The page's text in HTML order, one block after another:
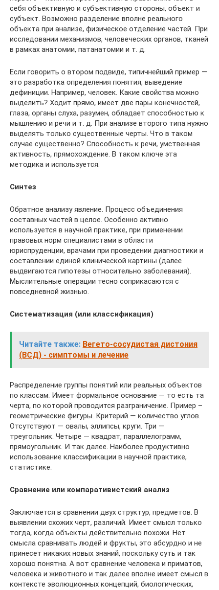
себя объективную и субъективную стороны, объект и
субъект. Возможно разделение вполне реального
объекта при анализе, физическое отделение частей. При
исследовании механизмов, человеческих органов, тканей
в рамках анатомии, патанатомии и т. д.
Если говорить о втором подвиде, типичнейший пример —
это разработка определения понятия, выведение
дефиниции. Например, человек. Какие свойства можно
выделить? Ходит прямо, имеет две пары конечностей,
глаза, органы слуха, разумен, обладает способностью к
мышлению и речи и т. д. При анализе второго типа нужно
выделять только существенные черты. Что в таком
случае существенно? Способность к речи, умственная
активность, прямохождение. В таком ключе эта
методика и используется.
Синтез
Обратное анализу явление. Процесс объединения
составных частей в целое. Особенно активно
используется в научной практике, при применении
правовых норм специалистами в области
юриспруденции, врачами при проведении диагностики и
составлении единой клинической картины (далее
выдвигаются гипотезы относительно заболевания).
Мыслительные операции тесно соприкасаются с
повседневной жизнью.
Систематизация (или классификация)
Читайте также: Вегето-сосудистая дистония
(ВСД) - симптомы и лечение
Распределение группы понятий или реальных объектов
по классам. Имеет формальное основание — то есть та
черта, по которой проводится разграничение. Пример –
геометрические фигуры. Критерий — количество углов.
Отсутствуют — овалы, эллипсы, круги. Три —
треугольник. Четыре — квадрат, параллелограмм,
прямоугольник. И так далее. Наиболее продуктивно
использование классификации в научной практике,
статистике.
Сравнение или компаративистский анализ
Заключается в сравнении двух структур, предметов. В
выявлении схожих черт, различий. Имеет смысл только
тогда, когда объекты действительно похожи. Нет
смысла сравнивать людей и фрукты, это абсурдно и не
принесет никаких новых знаний, поскольку суть и так
хорошо понятна. А вот сравнение человека и приматов,
человека и животного и так далее вполне имеет смысл в
контексте эволюционных концепций, биологических,